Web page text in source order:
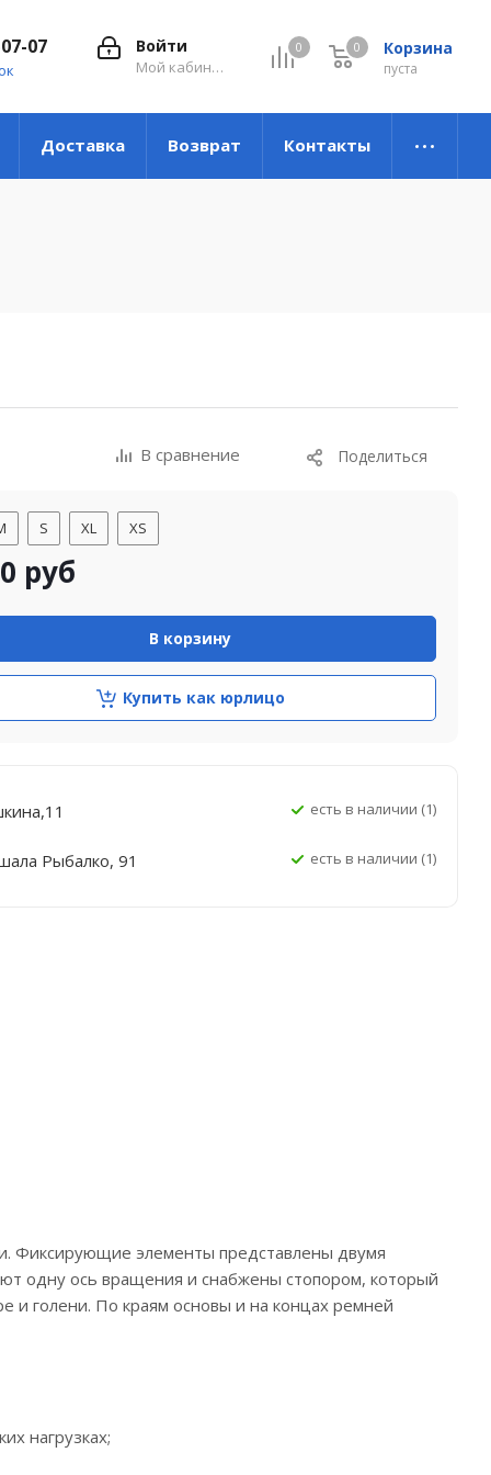
0 Корзина
0
пуста
0
Войти
Мой кабинет
07
Доставка Возврат Контакты
В сравнение Поделиться
S XL XS
руб
В корзину
Купить как юрлицо
Есть в наличии (1)
Рыбалко, 91 Есть в наличии (1)
Фиксирующие элементы представлены двумя
одну ось вращения и снабжены стопором, который
и голени. По краям основы и на концах ремней
нагрузках;